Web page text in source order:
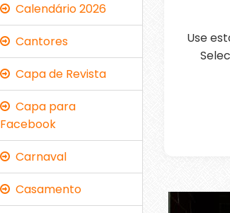
Use
Calendário 2026
Cantores
Capa de Revista
Capa para
Facebook
Carnaval
Casamento